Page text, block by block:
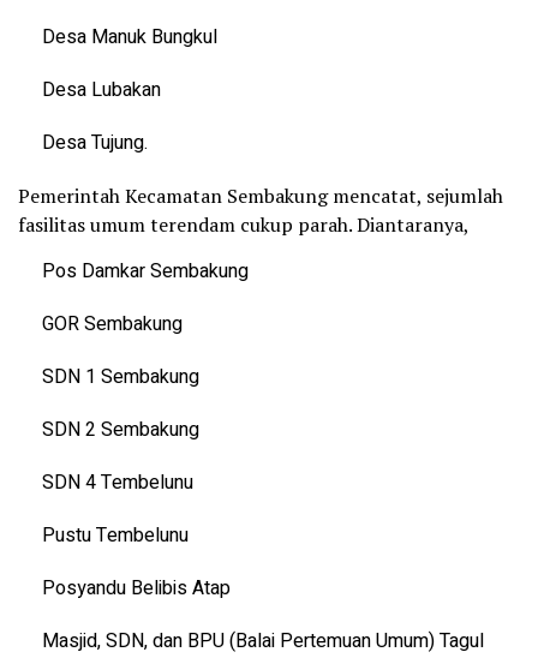
Desa Manuk Bungkul
Desa Lubakan
Desa Tujung.
Pemerintah Kecamatan Sembakung mencatat, sejumlah
fasilitas umum terendam cukup parah. Diantaranya,
Pos Damkar Sembakung
GOR Sembakung
SDN 1 Sembakung
SDN 2 Sembakung
SDN 4 Tembelunu
Pustu Tembelunu
Posyandu Belibis Atap
Masjid, SDN, dan BPU (Balai Pertemuan Umum) Tagul